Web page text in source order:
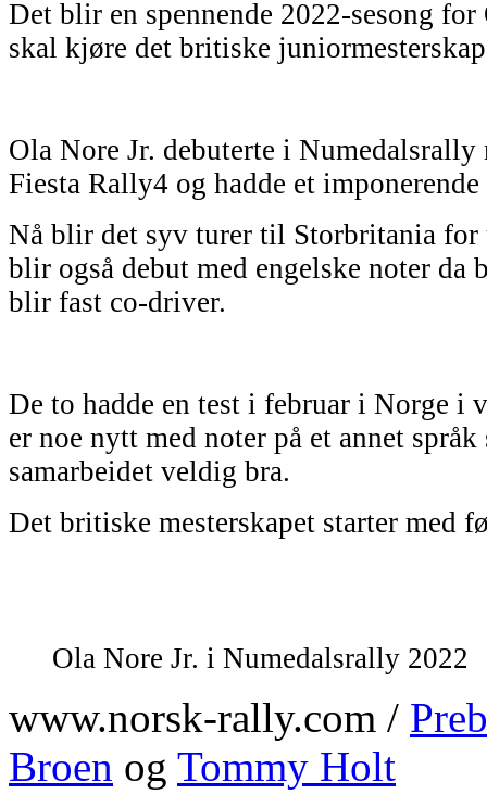
Det blir en spennende 2022-sesong for
skal kjøre det britiske
Ola Nore Jr. debuterte i Numedalsrally
Fiesta Rally4 og hadde et
Nå blir det syv turer til Storbritania for
blir også debut med engelske noter da
blir fast co-driver.
De to hadde en test i februar i Norge i
er noe nytt med noter på et annet språk
samarbeidet veldig bra.
Det britiske mesterskapet starter med
Ola Nore Jr. i Numedalsrally 2022
www.norsk-rally.com /
Broen og Tommy Holt